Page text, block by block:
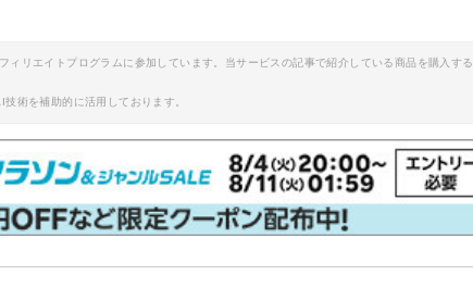
リエイトプログラムに参加しています。当サービスの記事で紹介している商品を購入する
術を補助的に活用しております。